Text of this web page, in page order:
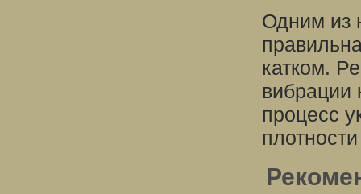
Одним из
катком.
вибрации
процесс